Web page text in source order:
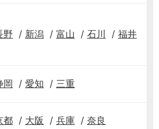
野 新潟 富山 石川 福井
岡 愛知 三重
都 大阪 兵庫
奈良